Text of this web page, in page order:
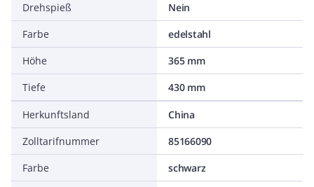
Drehspieß
Nein
Farbe
edelstahl
Höhe
365 mm
Tiefe
430 mm
Herkunftsland
China
Zolltarifnummer
85166090
Farbe
schwarz